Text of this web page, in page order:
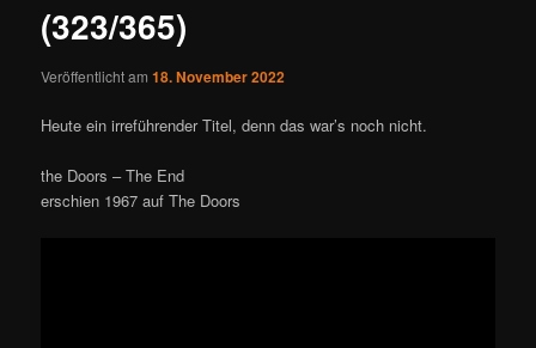
(323/365)
Veröffentlicht am18. November 2022
Heute ein irreführender Titel, denn das war’s noch nicht.
the Doors – The End
erschien 1967 auf The Doors